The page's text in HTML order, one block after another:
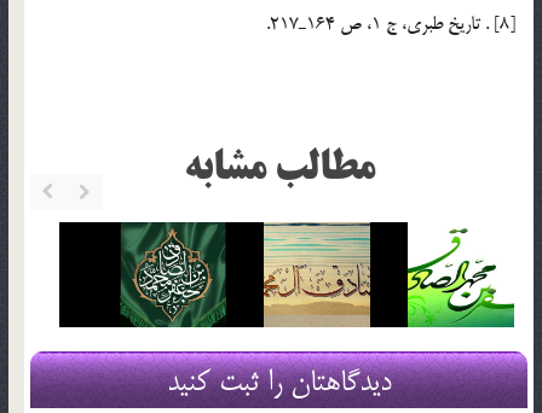
[8] . تاريخ طبري، ج 1، ص 164ـ217.
مطالب مشابه
دیدگاهتان را ثبت کنید